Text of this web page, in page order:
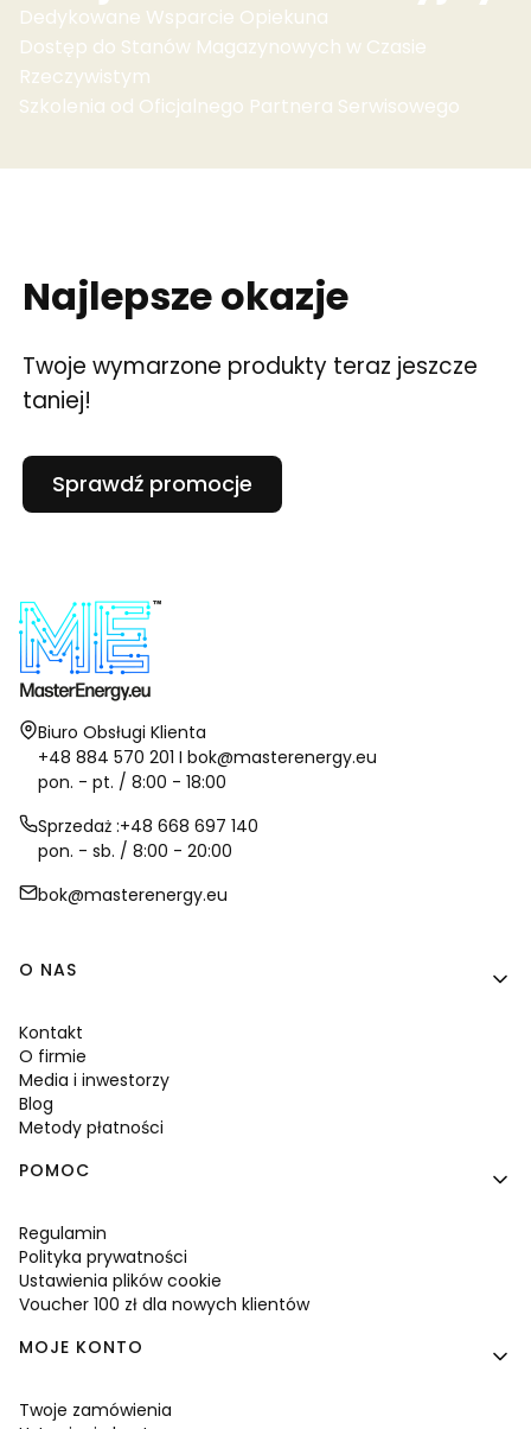
Dedykowane Wsparcie Opiekuna
Dostęp do Stanów Magazynowych w Czasie
Rzeczywistym
Szkolenia od Oficjalnego Partnera Serwisowego
Najlepsze okazje
Twoje wymarzone produkty teraz jeszcze
taniej!
Sprawdź promocje
Adres:
Biuro Obsługi Klienta
+48 884 570 201 I bok@masterenergy.eu
pon. - pt. / 8:00 - 18:00
Sprzedaż :+48 668 697 140
pon. - sb. / 8:00 - 20:00
bok@masterenergy.eu
Linki w stopce
O NAS
Kontakt
O firmie
Media i inwestorzy
Blog
Metody płatności
POMOC
Regulamin
Polityka prywatności
Ustawienia plików cookie
Voucher 100 zł dla nowych klientów
MOJE KONTO
Twoje zamówienia